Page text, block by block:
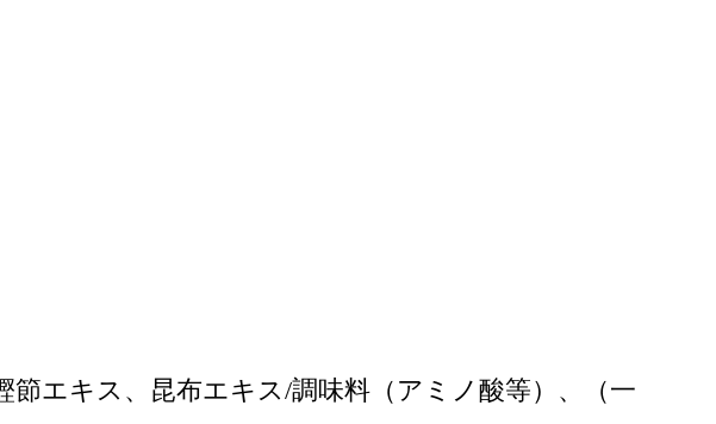
エキス、昆布エキス/調味料（アミノ酸等）、（一